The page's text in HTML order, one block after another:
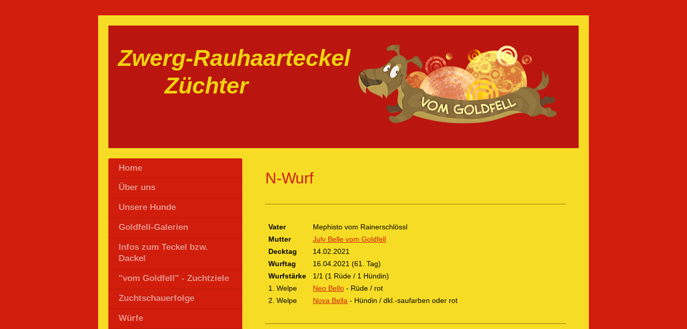
Zwerg-Rauhaarteckel
Züchter
N-Wurf
Vater
Mephisto vom Rainerschlössl
Mutter
July Belle vom Goldfell
Decktag
14.02.2021
Wurftag
16.04.2021 (61. Tag)
Wurfstärke
1/1 (1 Rüde / 1 Hündin)
1. Welpe
Neo Bello - Rüde / rot
2. Welpe
Nova Bella - Hündin / dkl.-saufarben oder rot
Home
Über uns
Unsere Hunde
Goldfell-Galerien
Infos zum Teckel bzw.
Dackel
"vom Goldfell" - Zuchtziele
Zuchtschauerfolge
Würfe